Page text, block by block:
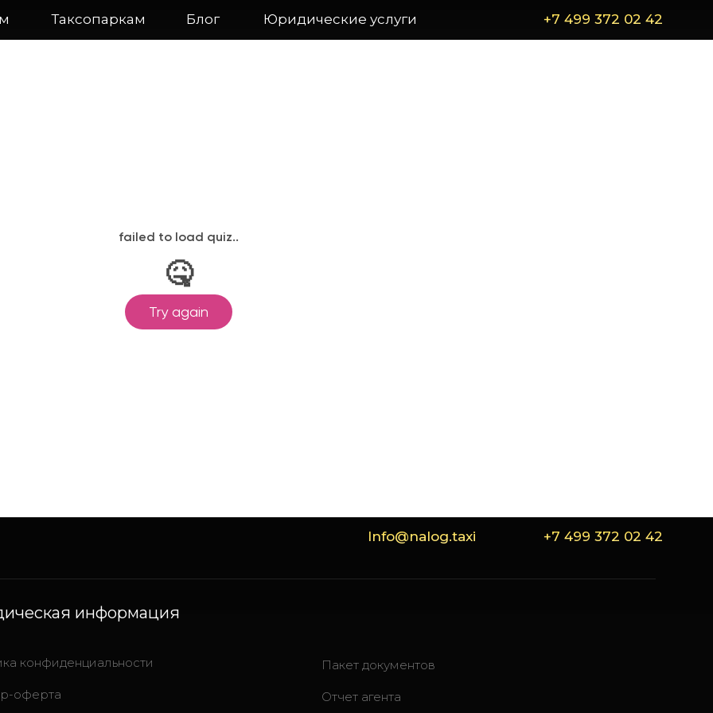
Блог
Таксопаркам +7 499 372 02 42
Юридические услуги
Отчет агента
Пакет документов
Info@nalog.taxi +7 499 372 02 42
оферта
конфиденциальности
информация